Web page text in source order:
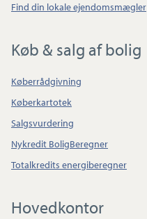
Find din lokale ejendomsmægler
Køb & salg af bolig
Køberrådgivning
Køberkartotek
Salgsvurdering
Nykredit BoligBeregner
Totalkredits energiberegner
Hovedkontor